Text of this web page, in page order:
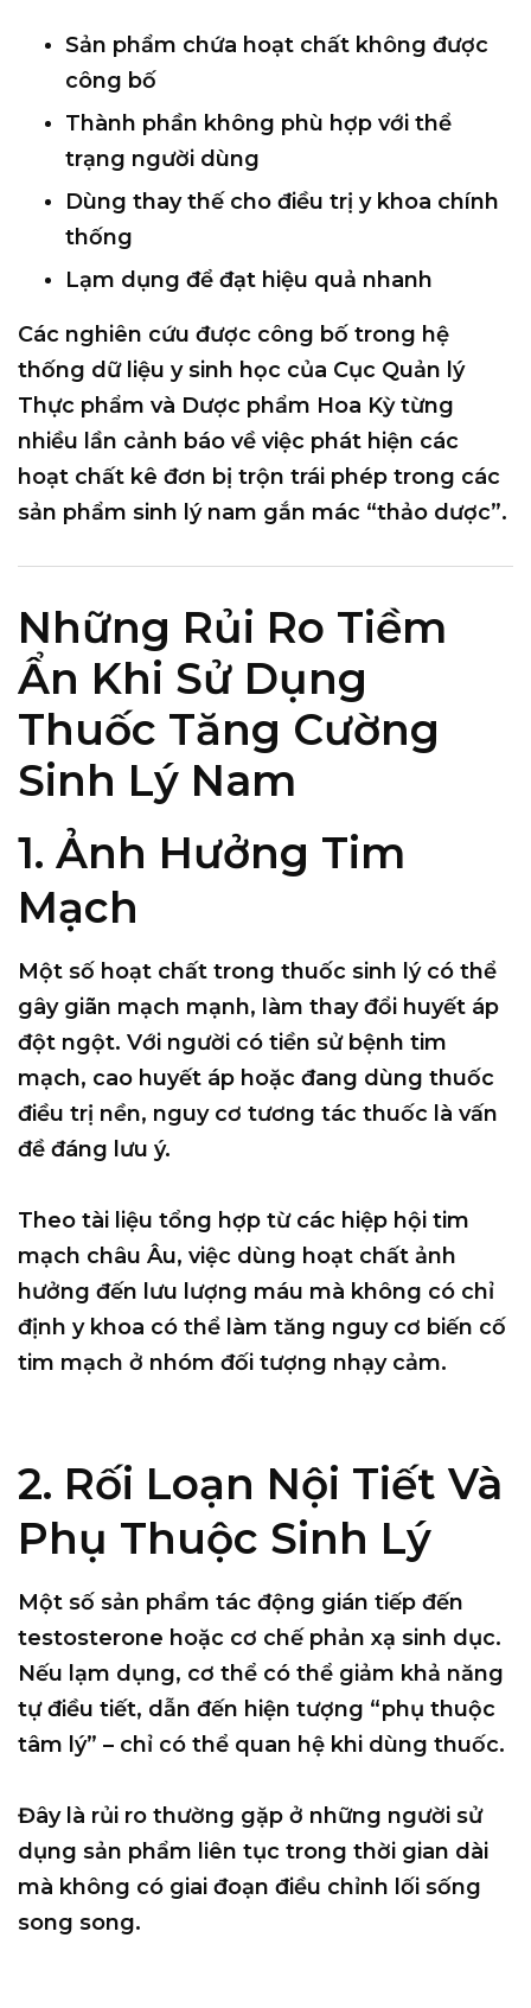
Sản phẩm chứa hoạt chất không được
công bố
Thành phần không phù hợp với thể
trạng người dùng
Dùng thay thế cho điều trị y khoa chính
thống
Lạm dụng để đạt hiệu quả nhanh
Các nghiên cứu được công bố trong hệ
thống dữ liệu y sinh học của Cục Quản lý
Thực phẩm và Dược phẩm Hoa Kỳtừng
nhiều lần cảnh báo về việc phát hiện các
hoạt chất kê đơn bị trộn trái phép trong các
sản phẩm sinh lý nam gắn mác “thảo dược”.
Những Rủi Ro Tiềm
Ẩn Khi Sử Dụng
Thuốc Tăng Cường
Sinh Lý Nam
1. Ảnh Hưởng Tim
Mạch
Một số hoạt chất trong thuốc sinh lý có thể
gây giãn mạch mạnh, làm thay đổi huyết áp
đột ngột. Với người có tiền sử bệnh tim
mạch, cao huyết áp hoặc đang dùng thuốc
điều trị nền, nguy cơ tương tác thuốc là vấn
đề đáng lưu ý.
Theo tài liệu tổng hợp từ các hiệp hội tim
mạch châu Âu, việc dùng hoạt chất ảnh
hưởng đến lưu lượng máu mà không có chỉ
định y khoa có thể làm tăng nguy cơ biến cố
tim mạch ở nhóm đối tượng nhạy cảm.
2. Rối Loạn Nội Tiết Và
Phụ Thuộc Sinh Lý
Một số sản phẩm tác động gián tiếp đến
testosterone hoặc cơ chế phản xạ sinh dục.
Nếu lạm dụng, cơ thể có thể giảm khả năng
tự điều tiết, dẫn đến hiện tượng “phụ thuộc
tâm lý” – chỉ có thể quan hệ khi dùng thuốc.
Đây là rủi ro thường gặp ở những người sử
dụng sản phẩm liên tục trong thời gian dài
mà không có giai đoạn điều chỉnh lối sống
song song.